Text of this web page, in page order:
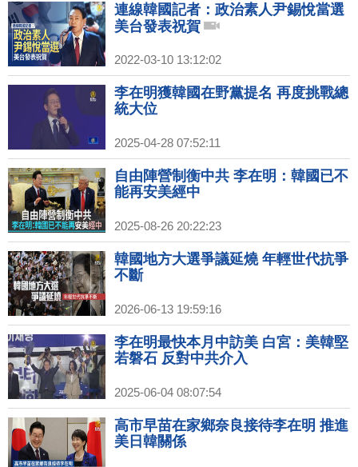
連線韓國記者：政治素人尹錫悅當選
美台發表祝賀
2022-03-10 13:12:02
李在明獲韓國在野黨提名 再度挑戰總
統大位
2025-04-28 07:52:11
自由陣營制衡中共 李在明：韓國已不
能再安美經中
2025-08-26 20:22:23
韓國地方大選爭議延燒 年輕世代抗爭
不斷
2026-06-13 19:59:16
李在明最快本月中訪美 白宮：美韓堅
若磐石 反對中共介入
2025-06-04 08:07:54
高市早苗在家鄉奈良接待李在明 推進
美日韓關係